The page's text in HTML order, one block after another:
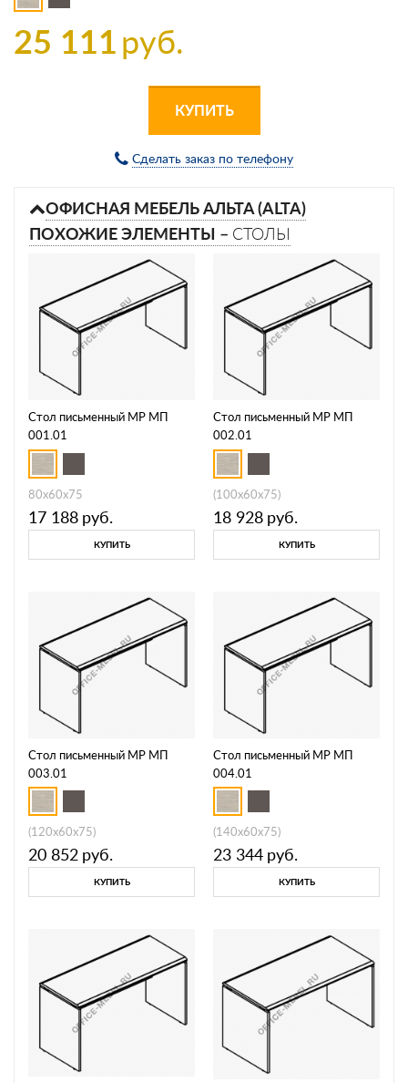
25 111руб.
КУПИТЬ
Сделать заказ по телефону
ОФИСНАЯ МЕБЕЛЬ АЛЬТА (ALTA)
ПОХОЖИЕ ЭЛЕМЕНТЫ – СТОЛЫ
Стол письменный МР МП
001.01
80x60x75
17 188 руб.
КУПИТЬ
Стол письменный МР МП
002.01
(100x60x75)
18 928 руб.
КУПИТЬ
Стол письменный МР МП
003.01
(120x60x75)
20 852 руб.
КУПИТЬ
Стол письменный МР МП
004.01
(140x60x75)
23 344 руб.
КУПИТЬ